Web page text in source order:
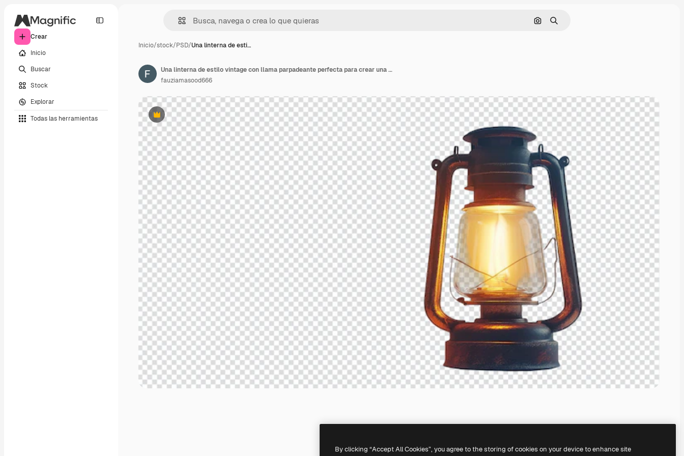
Crear
Inicio
Buscar
Stock
Explorar
Todas las herramientas
Buscar por imagen
Buscar
Inicio/stock/PSD/Una linterna de esti…
Premium
Una linterna de estilo vintage con llama parpadeante perfecta para crear una atmósfera acogedora en cualquier entorno
fauziamasood666
By clicking “Accept All Cookies”, you agree to the storing of cookies on your device to enhance site